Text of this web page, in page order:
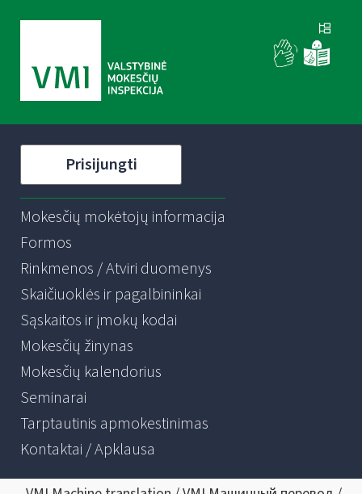
Prisijungti
Mokesčių mokėtojų informacija
Formos
Rinkmenos / Atviri duomenys
Skaičiuoklės ir pagalbininkai
Sąskaitos ir įmokų kodai
Mokesčių žinynas
Mokesčių kalendorius
Seminarai
Tarptautinis apmokestinimas
Kontaktai / Apklausa